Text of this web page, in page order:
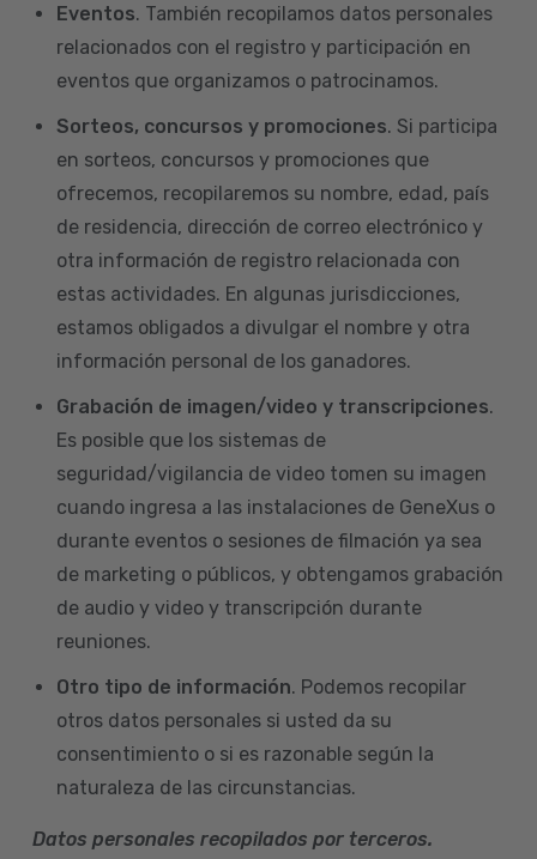
Eventos. También recopilamos datos personales
relacionados con el registro y participación en
eventos que organizamos o patrocinamos.
Sorteos, concursos y promociones. Si participa
en sorteos, concursos y promociones que
ofrecemos, recopilaremos su nombre, edad, país
de residencia, dirección de correo electrónico y
otra información de registro relacionada con
estas actividades. En algunas jurisdicciones,
estamos obligados a divulgar el nombre y otra
información personal de los ganadores.
Grabación de imagen/video y transcripciones.
Es posible que los sistemas de
seguridad/vigilancia de video tomen su imagen
cuando ingresa a las instalaciones de GeneXus o
durante eventos o sesiones de filmación ya sea
de marketing o públicos, y obtengamos grabación
de audio y video y transcripción durante
reuniones.
Otro tipo de información. Podemos recopilar
otros datos personales si usted da su
consentimiento o si es razonable según la
naturaleza de las circunstancias.
Datos personales recopilados por terceros.